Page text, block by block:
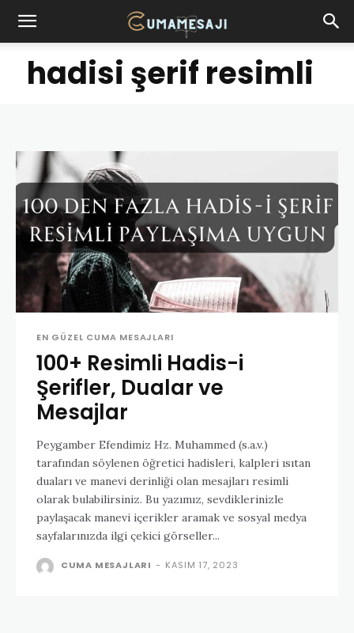
hadisi şerif resimli
EN GÜZEL CUMA MESAJLARI
100+ Resimli Hadis-i
Şerifler, Dualar ve
Mesajlar
Peygamber Efendimiz Hz. Muhammed (s.a.v.)
tarafından söylenen öğretici hadisleri, kalpleri ısıtan
duaları ve manevi derinliği olan mesajları resimli
olarak bulabilirsiniz. Bu yazımız, sevdiklerinizle
paylaşacak manevi içerikler aramak ve sosyal medya
sayfalarınızda ilgi çekici görseller...
CUMA MESAJLARI - KASIM 17, 2023